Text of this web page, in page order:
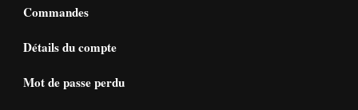
Commandes
Détails du compte
Mot de passe perdu